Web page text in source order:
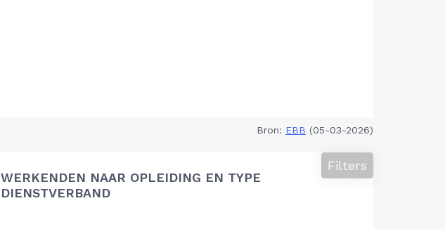
Bron: EBB (05-03-2026)
WERKENDEN NAAR OPLEIDING EN TYPE
DIENSTVERBAND
Filters